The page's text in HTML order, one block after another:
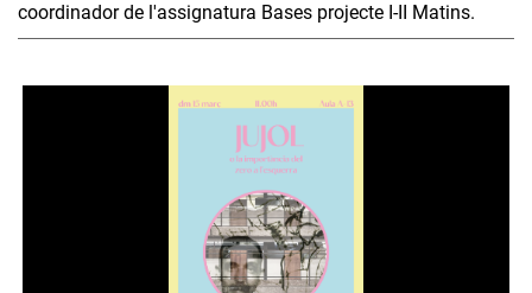
coordinador de l'assignatura Bases projecte I-II Matins.